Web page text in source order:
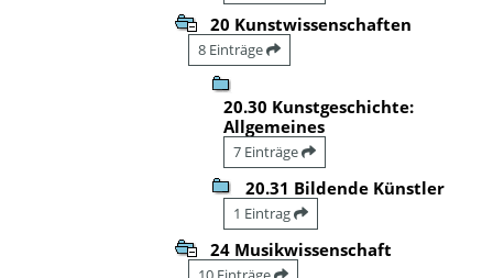
20 Kunstwissenschaften
8 Einträge
20.30 Kunstgeschichte:
Allgemeines
7 Einträge
20.31 Bildende Künstler
1 Eintrag
24 Musikwissenschaft